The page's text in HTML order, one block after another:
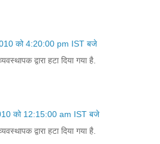
2010 को 4:20:00 pm IST बजे
द्वारा हटा दिया गया है.
को 12:15:00 am IST बजे
द्वारा हटा दिया गया है.